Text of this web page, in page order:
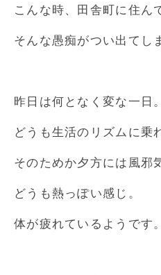
こんな時、田舎町に住ん
そんな愚痴がつい出てし
昨日は何となく変な一日。
どうも生活のリズムに乗
そのためか夕方には風邪
どうも熱っぽい感じ。
体が疲れているようです。